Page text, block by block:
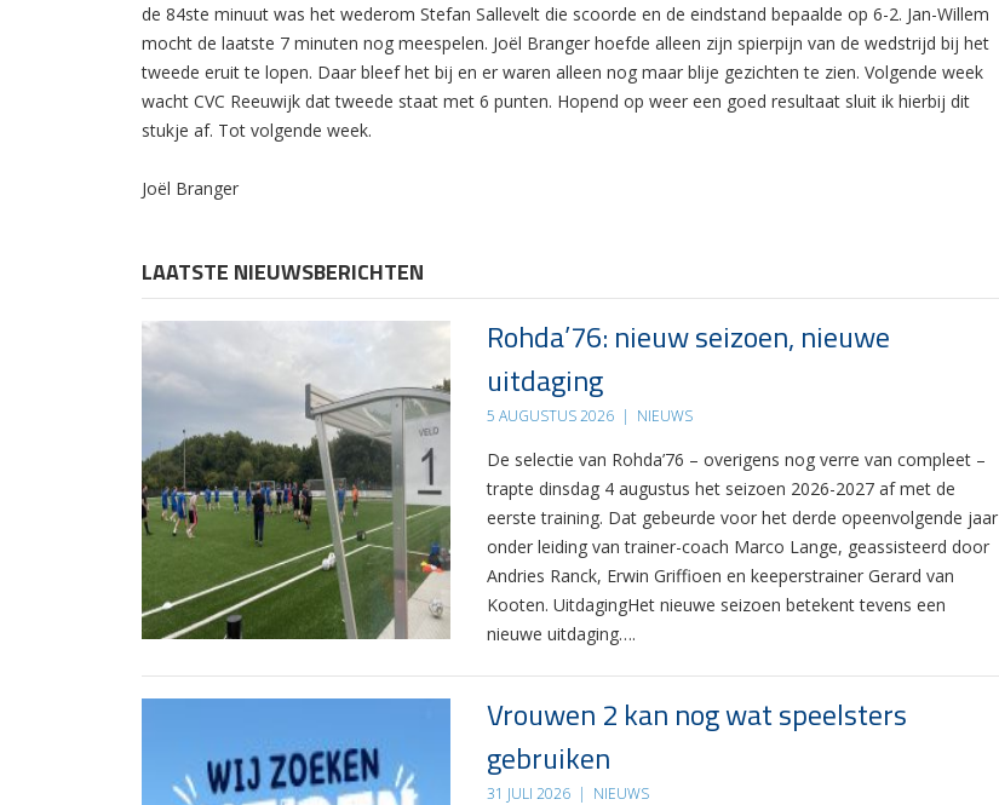
de 84ste minuut was het wederom Stefan Sallevelt die scoorde en de eindstand bepaalde op 6-2. Jan-Willem
mocht de laatste 7 minuten nog meespelen. Joël Branger hoefde alleen zijn spierpijn van de wedstrijd bij het
tweede eruit te lopen. Daar bleef het bij en er waren alleen nog maar blije gezichten te zien. Volgende week
wacht CVC Reeuwijk dat tweede staat met 6 punten. Hopend op weer een goed resultaat sluit ik hierbij dit
stukje af. Tot volgende week.
Joël Branger
LAATSTE NIEUWSBERICHTEN
Rohda’76: nieuw seizoen, nieuwe
uitdaging
5 AUGUSTUS 2026 | NIEUWS
De selectie van Rohda’76 – overigens nog verre van compleet –
trapte dinsdag 4 augustus het seizoen 2026-2027 af met de
eerste training. Dat gebeurde voor het derde opeenvolgende jaar
onder leiding van trainer-coach Marco Lange, geassisteerd door
Andries Ranck, Erwin Griffioen en keeperstrainer Gerard van
Kooten. UitdagingHet nieuwe seizoen betekent tevens een
nieuwe uitdaging….
Vrouwen 2 kan nog wat speelsters
gebruiken
31 JULI 2026 | NIEUWS